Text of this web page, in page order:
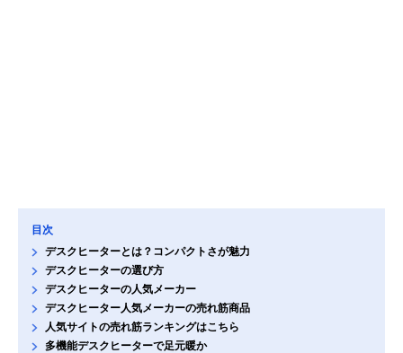
目次
デスクヒーターとは？コンパクトさが魅力
デスクヒーターの選び方
デスクヒーターの人気メーカー
デスクヒーター人気メーカーの売れ筋商品
人気サイトの売れ筋ランキングはこちら
多機能デスクヒーターで足元暖か